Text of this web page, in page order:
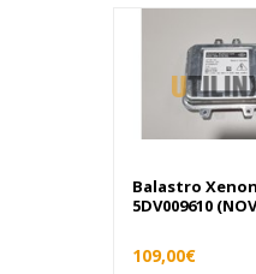
Balastro Xenon
5DV009610
109,00€